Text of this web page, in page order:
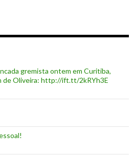
gremista ontem em Curitiba,
de Oliveira: http://ift.tt/2kRYh3E